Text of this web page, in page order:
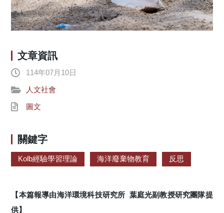
文章資訊
114年07月10日
人文社會
圖文
關鍵字
Kolb經驗學習理論 海洋廢棄物教育 反思
【本篇報導由海洋環境科技研究所 葉庭光副教授研究團隊提
供】